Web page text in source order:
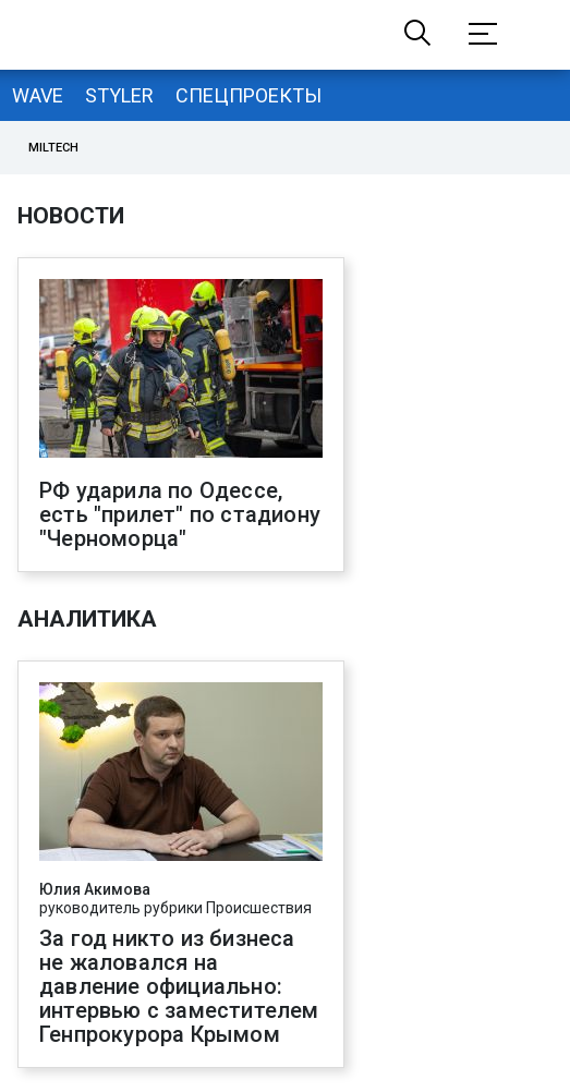
WAVE STYLER СПЕЦПРОЕКТЫ
MILTECH
НОВОСТИ
РФ ударила по Одессе,
есть "прилет" по стадиону
"Черноморца"
АНАЛИТИКА
Юлия Акимова
руководитель рубрики Происшествия
За год никто из бизнеса
не жаловался на
давление официально:
интервью с заместителем
Генпрокурора Крымом